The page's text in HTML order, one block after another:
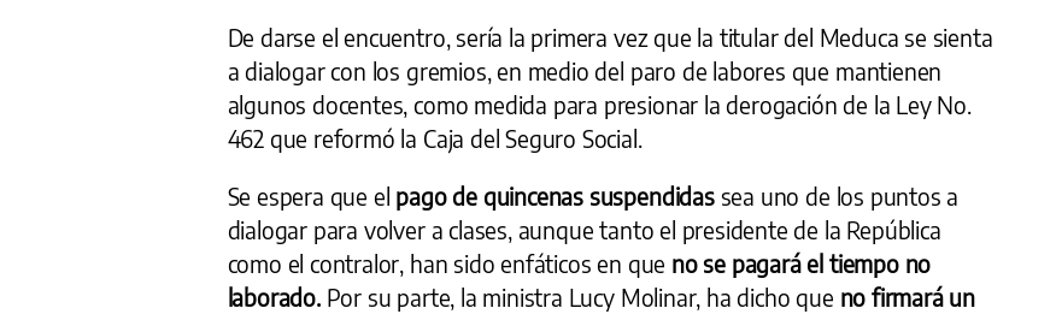
De darse el encuentro, sería la primera vez que la titular del Meduca se sienta
a dialogar con los gremios, en medio del paro de labores que mantienen
algunos docentes, como medida para presionar la derogación de la Ley No.
462 que reformó la Caja del Seguro Social.
Se espera que el pago de quincenas suspendidassea uno de los puntos a
dialogar para volver a clases, aunque tanto el presidente de la República
como el contralor, han sido enfáticos en que no se pagará el tiempo no
laborado.Por su parte, la ministra Lucy Molinar, ha dicho que no firmará un